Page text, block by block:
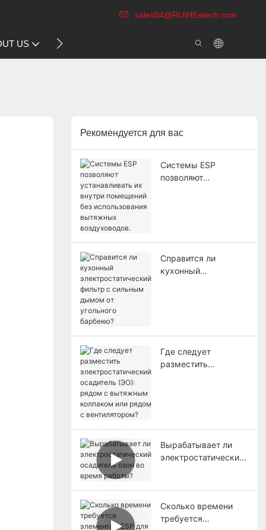
sales04@RUIHEetech.com
US VIDEO
Рекомендуется для вас
Системы ESP
позволяют
Справится ли
кухонный
Где следует
разместить
Вырабатывает ли
электростатический
Сколько времени
требуется